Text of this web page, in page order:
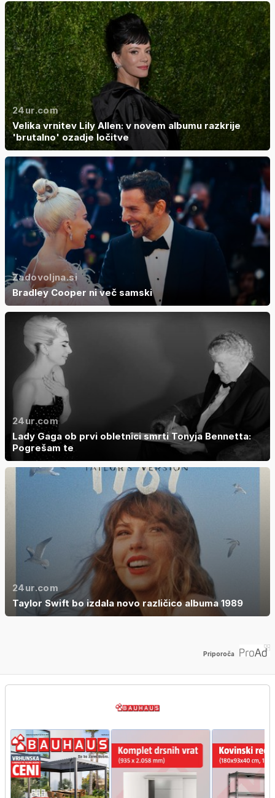
24ur.com
Velika vrnitev Lily Allen: v novem albumu razkrije
'brutalno' ozadje ločitve
Zadovoljna.si
Bradley Cooper ni več samski
24ur.com
Lady Gaga ob prvi obletnici smrti Tonyja Bennetta:
Pogrešam te
24ur.com
Taylor Swift bo izdala novo različico albuma 1989
Priporoča